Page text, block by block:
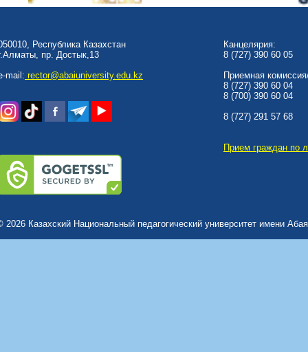
Республика Казахстан
пр. Достык,13
mail: rector@abaiuniversity.edu.kz
Канцелярия:
8 (727) 390 60 05
Приемная
8 (727) 390 60 04
8 (700) 390 60 04
8 (727) 291 57 68
Прием граждан по
2026 Казахский Национальный педагогический университет имени Абая